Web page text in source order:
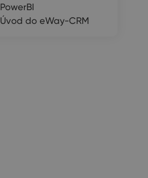
PowerBI
Úvod do eWay-CRM